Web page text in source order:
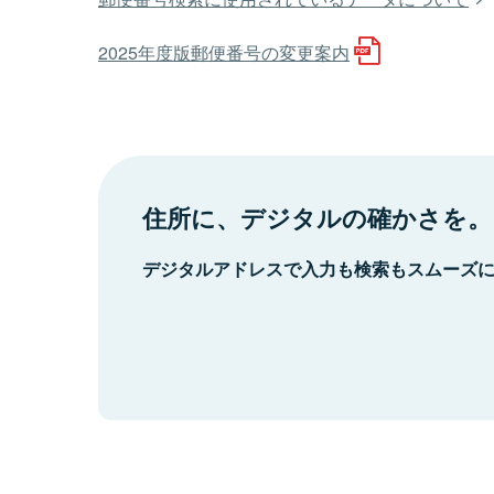
2025年度版郵便番号の変更案内
住所に、デジタルの確かさを。
デジタルアドレスで入力も検索もスムーズ